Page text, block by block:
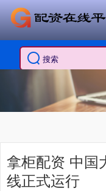
拿柜配资 中国
线正式运行